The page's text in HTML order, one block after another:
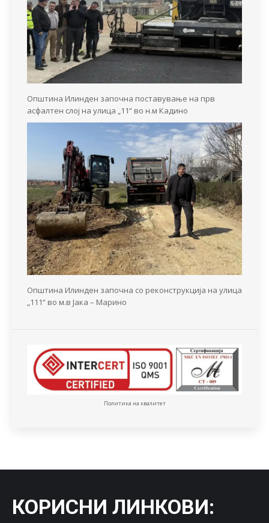
Општина Илинден започна поставување на прв
асфалтен слој на улица „11“ во н.м Кадино
Општина Илинден започна со реконструкција на улица
„111“ во м.в Јака – Марино
Политика на квалитет
КОРИСНИ ЛИНКОВИ: